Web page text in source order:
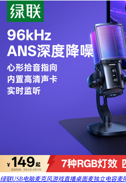
绿联USB电脑麦克风游戏直播桌面麦独立电容